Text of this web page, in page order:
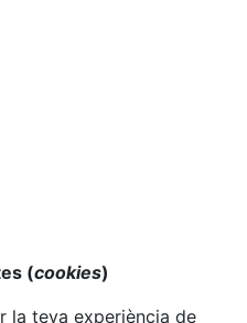
(cookies)
la teva experiència de